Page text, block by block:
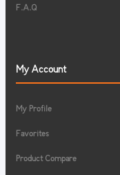
F.A.Q
My Account
My Profile
Favorites
Product Compare